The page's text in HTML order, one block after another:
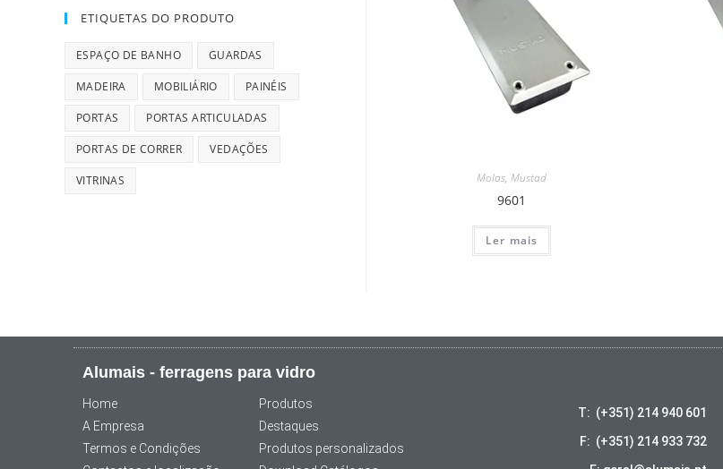
Molas,Mustad
9601
Ler mais
ETIQUETAS DO PRODUTO
ESPAÇO DE BANHO GUARDAS
MADEIRA MOBILIÁRIO PAINÉIS
PORTAS PORTAS ARTICULADAS
PORTAS DE CORRER VEDAÇÕES
VITRINAS
Alumais - ferragens para vidro
Home
A Empresa
Termos e Condições
Produtos
Destaques
Produtos personalizados
T: (+351) 214 940 601
F: (+351) 214 933 732